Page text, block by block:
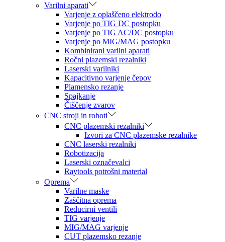
Varilni aparati
Varjenje z oplaščeno elektrodo
Varjenje po TIG DC postopku
Varjenje po TIG AC/DC postopku
Varjenje po MIG/MAG postopku
Kombinirani varilni aparati
Ročni plazemski rezalniki
Laserski varilniki
Kapacitivno varjenje čepov
Plamensko rezanje
Spajkanje
Čiščenje zvarov
CNC stroji in roboti
CNC plazemski rezalniki
Izvori za CNC plazemske rezalnike
CNC laserski rezalniki
Robotizacija
Laserski označevalci
Raytools potrošni material
Oprema
Varilne maske
Zaščitna oprema
Reducirni ventili
TIG varjenje
MIG/MAG varjenje
CUT plazemsko rezanje